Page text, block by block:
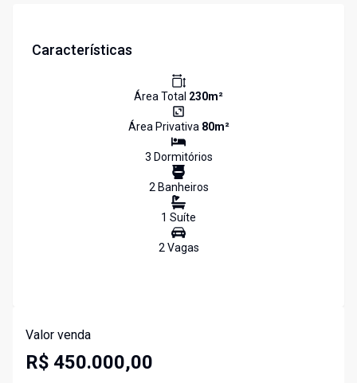
Características
Área Total 230m²
Área Privativa 80m²
3 Dormitórios
2Banheiros
1 Suíte
2Vagas
Valor venda
R$ 450.000,00